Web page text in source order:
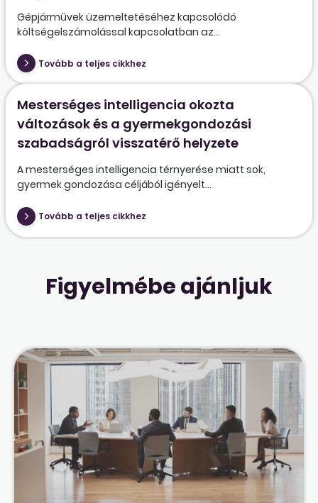
Gépjárművek üzemeltetéséhez kapcsolódó
költségelszámolással kapcsolatban az...
Tovább a teljes cikkhez
Mesterséges intelligencia okozta
változások és a gyermekgondozási
szabadságról visszatérő helyzete
A mesterséges intelligencia térnyerése miatt sok,
gyermek gondozása céljából igényelt...
Tovább a teljes cikkhez
Figyelmébe ajánljuk